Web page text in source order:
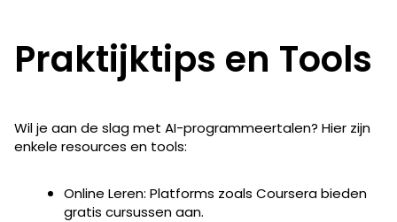
Praktijktips en Tools
Wil je aan de slag met AI-programmeertalen​? Hier zijn
enkele resources en tools:
Online Leren: Platforms zoals Coursera bieden
gratis cursussen aan.